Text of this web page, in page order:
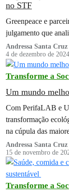
no STF
Greenpeace e
julgamento que
Andressa Santa Cruz
4 de dezembro de 2024
Transforme a
Um mundo
Com PerifaLAB e
transformação
na cúpula das
Andressa Santa Cruz
15 de novembro de
Transforme a